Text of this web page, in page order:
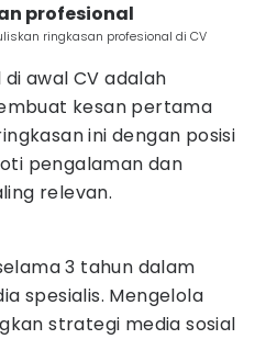
profesional
ringkasan profesional di CV
awal CV adalah
kesan pertama
ini dengan posisi
pengalaman dan
relevan.
3 tahun dalam
spesialis. Mengelola
strategi media sosial